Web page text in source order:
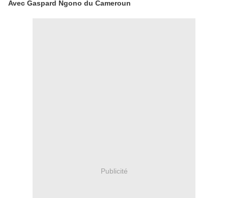
Avec Gaspard Ngono du Cameroun
Publicité